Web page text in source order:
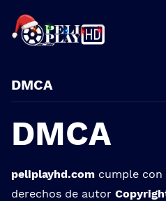
DMCA
DMCA
peliplayhd.com cumple con
derechos de autor